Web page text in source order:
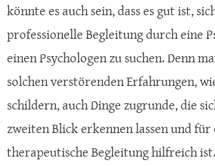
könnte es auch sein, dass es gut ist,
professionelle Begleitung durch eine
einen Psychologen zu suchen. Denn
solchen verstörenden Erfahrungen,
schildern, auch Dinge zugrunde, die
zweiten Blick erkennen lassen und für
therapeutische Begleitung hilfreich ist.